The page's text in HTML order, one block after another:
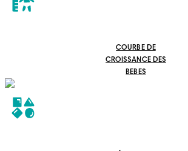
COURBE DE
CROISSANCE DES
BEBES